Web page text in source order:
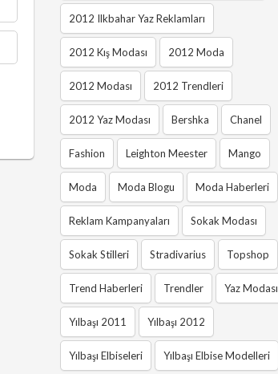
2012 Ilkbahar Yaz Reklamları
2012 Kış Modası 2012 Moda
2012 Modası 2012 Trendleri
2012 Yaz Modası Bershka Chanel
Fashion Leighton Meester Mango
Moda Moda Blogu Moda Haberleri
Reklam Kampanyaları Sokak Modası
Sokak Stilleri Stradivarius Topshop
Trend Haberleri Trendler Yaz Modası
Yılbaşı 2011 Yılbaşı 2012
Yılbaşı Elbiseleri Yılbaşı Elbise Modelleri